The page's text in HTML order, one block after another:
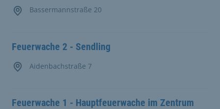
Bassermannstraße 20
Feuerwache 2 - Sendling
Aidenbachstraße 7
Feuerwache 1 - Hauptfeuerwache im Zentrum